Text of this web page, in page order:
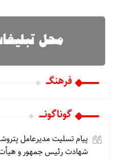
فرهنگـــ
گوناگونـــــ
پیام تسلیت مدیرعامل
شهادت رئیس جمهور و